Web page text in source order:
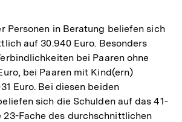
Personen in Beratung beliefen sich
auf 30.940 Euro. Besonders
bei Paaren ohne
bei Paaren mit Kind(ern)
Euro. Bei diesen beiden
sich die Schulden auf das 41-
23-Fache des durchschnittlichen